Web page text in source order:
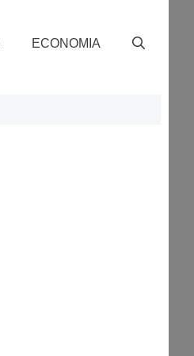
ECONOMIA